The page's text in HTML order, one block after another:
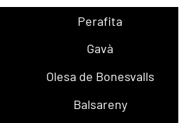
Perafita
Gavà
Olesa de Bonesvalls
Balsareny